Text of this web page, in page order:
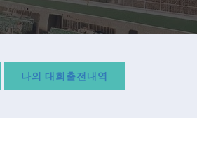
나의 대회출전내역